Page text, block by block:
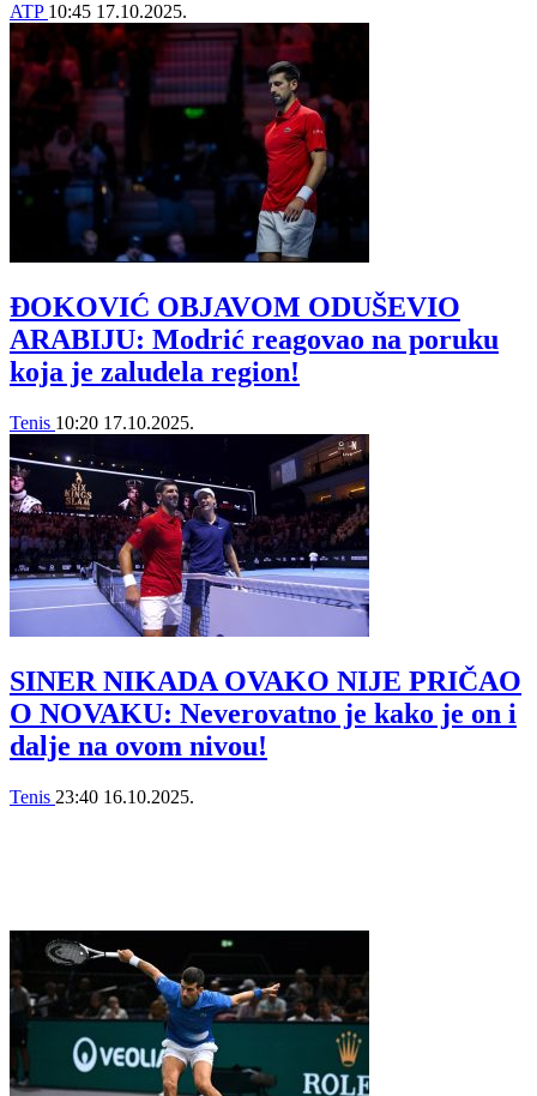
ATP 10:45 17.10.2025.
ĐOKOVIĆ OBJAVOM ODUŠEVIO
ARABIJU: Modrić reagovao na poruku
koja je zaludela region!
Tenis 10:20 17.10.2025.
SINER NIKADA OVAKO NIJE PRIČAO
O NOVAKU: Neverovatno je kako je on i
dalje na ovom nivou!
Tenis 23:40 16.10.2025.